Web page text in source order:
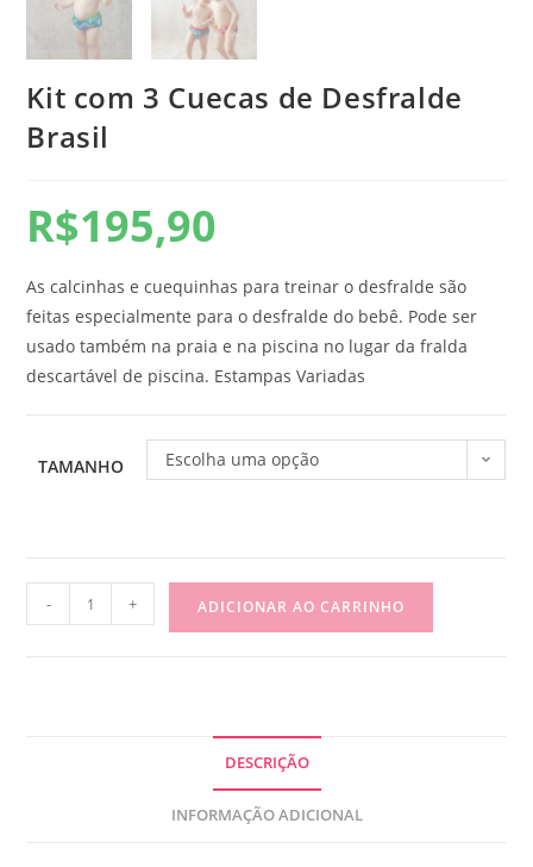
Kit com 3 Cuecas de Desfralde
Brasil
R$195,90
As calcinhas e cuequinhas para treinar o desfralde são
feitas especialmente para o desfralde do bebê. Pode ser
usado também na praia e na piscina no lugar da fralda
descartável de piscina. Estampas Variadas
TAMANHO Escolha uma opção
- + ADICIONAR AO CARRINHO
DESCRIÇÃO
INFORMAÇÃO ADICIONAL